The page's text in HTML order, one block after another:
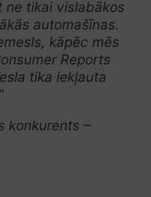
ne tikai vislabākos
automašīnas.
kāpēc mēs
Reports
tika iekļauta
konkurents –